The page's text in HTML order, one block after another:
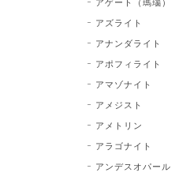
アズライト
アナンダライト
アポフィライト
アマゾナイト
アメジスト
アメトリン
アラゴナイト
アンデスオパール